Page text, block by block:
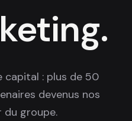
capital : plus de 50
devenus nos
du groupe.